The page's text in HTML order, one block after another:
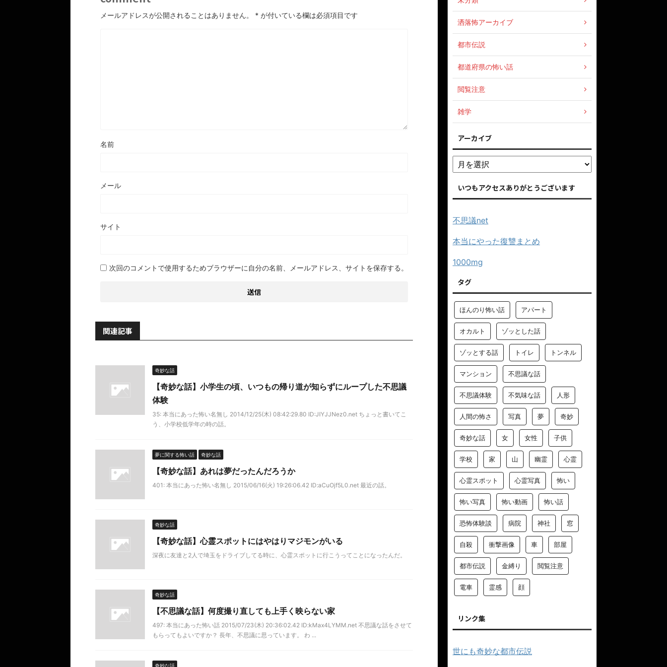
メールアドレスが公開されることはありません。 * が付いている欄は必須項目です
名前
メール
サイト
次回のコメントで使用するためブラウザーに自分の名前、メールアドレス、サイトを保存する。
関連記事
奇妙な話
【奇妙な話】小学生の頃、いつもの帰り道が知らずにループした不思議
体験
35: 本当にあった怖い名無し 2014/12/25(木) 08:42:29.80 ID:JIYJJNez0.net ちょっと書いてこ
う、小学校低学年の時の話。
夢に関する怖い話 奇妙な話
【奇妙な話】あれは夢だったんだろうか
401: 本当にあった怖い名無し 2015/06/16(火) 19:26:06.42 ID:aCuOjf5L0.net 最近の話。
奇妙な話
【奇妙な話】心霊スポットにはやはりマジモンがいる
深夜に友達と2人で埼玉をドライブしてる時に、心霊スポットに行こうってことになったんだ。
奇妙な話
【不思議な話】何度撮り直しても上手く映らない家
497: 本当にあった怖い話 2015/07/23(木) 20:36:02.42 ID:kMax4LYMM.net 不思議な話をさせて
もらってもよいですか？ 長年、不思議に思っています。 わ ...
奇妙な話
洒落怖アーカイブ
都市伝説
都道府県の怖い話
閲覧注意
雑学
アーカイブ
いつもアクセスありがとうございます
不思議net
本当にやった復讐まとめ
1000mg
タグ
ほんのり怖い話 アパート
オカルト ゾッとした話
ゾッとする話 トイレ トンネル
マンション 不思議な話
不思議体験 不気味な話 人形
人間の怖さ 写真 夢 奇妙
奇妙な話 女 女性 子供
学校 家 山 幽霊 心霊
心霊スポット 心霊写真 怖い
怖い写真 怖い動画 怖い話
恐怖体験談 病院 神社 窓
自殺 衝撃画像 車 部屋
都市伝説 金縛り 閲覧注意
電車 霊感 顔
リンク集
世にも奇妙な都市伝説